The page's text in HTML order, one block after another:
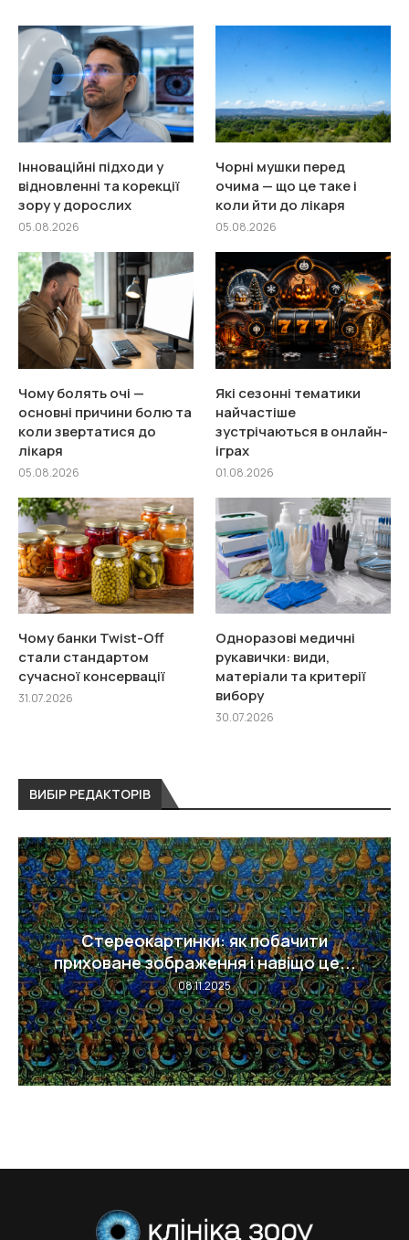
Інноваційні підходи у
відновленні та корекції
зору у дорослих
05.08.2026
Чорні мушки перед
очима — що це таке і
коли йти до лікаря
05.08.2026
Чому болять очі —
основні причини болю та
коли звертатися до
лікаря
05.08.2026
Які сезонні тематики
найчастіше
зустрічаються в онлайн-
іграх
01.08.2026
Чому банки Twist-Off
стали стандартом
сучасної консервації
31.07.2026
Одноразові медичні
рукавички: види,
матеріали та критерії
вибору
30.07.2026
ВИБІР РЕДАКТОРІВ
Лопнув судина в оці — чому це
стається...
08.11.2025